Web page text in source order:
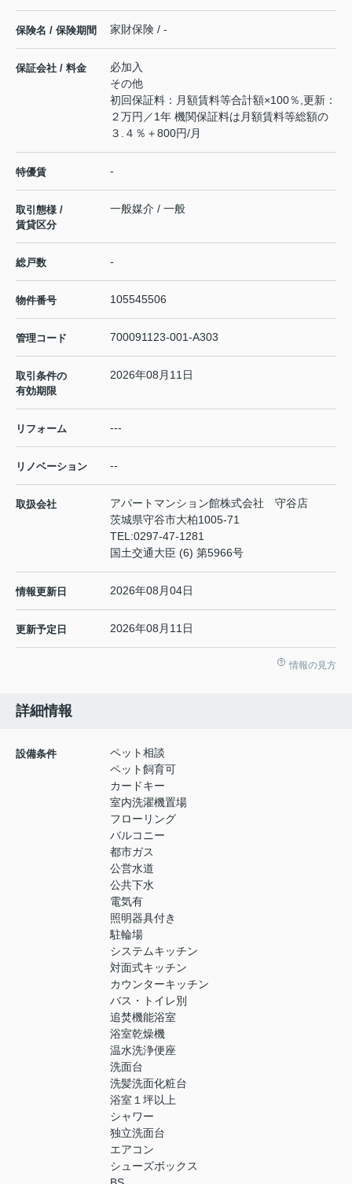
保険名 / 保険期間 家財保険 / -
保証会社 / 料金
必加入
その他
初回保証料：月額賃料等合計額×100％,更新：
２万円／1年 機関保証料は月額賃料等総額の
３.４％＋800円/月
特優賃 -
取引態様 /
賃貸区分
一般媒介 / 一般
総戸数 -
物件番号 105545506
管理コード 700091123-001-A303
取引条件の
有効期限
2026年08月11日
リフォーム ---
リノベーション --
取扱会社
アパートマンション館株式会社 守谷店
茨城県守谷市大柏1005-71
TEL:0297-47-1281
国土交通大臣 (6) 第5966号
情報更新日 2026年08月04日
更新予定日 2026年08月11日
情報の見方
詳細情報
設備条件
ペット相談
ペット飼育可
カードキー
室内洗濯機置場
フローリング
バルコニー
都市ガス
公営水道
公共下水
電気有
照明器具付き
駐輪場
システムキッチン
対面式キッチン
カウンターキッチン
バス・トイレ別
追焚機能浴室
浴室乾燥機
温水洗浄便座
洗面台
洗髪洗面化粧台
浴室１坪以上
シャワー
独立洗面台
エアコン
シューズボックス